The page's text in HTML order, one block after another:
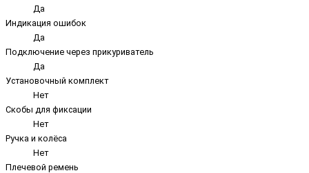
Да
Индикация ошибок
Да
Подключение через прикуриватель
Да
Установочный комплект
Нет
Скобы для фиксации
Нет
Ручка и колёса
Нет
Плечевой ремень